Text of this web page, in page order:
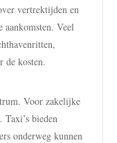
vertrektijden en
Veel
de kosten.
Voor zakelijke
Taxi’s bieden
onderweg kunnen